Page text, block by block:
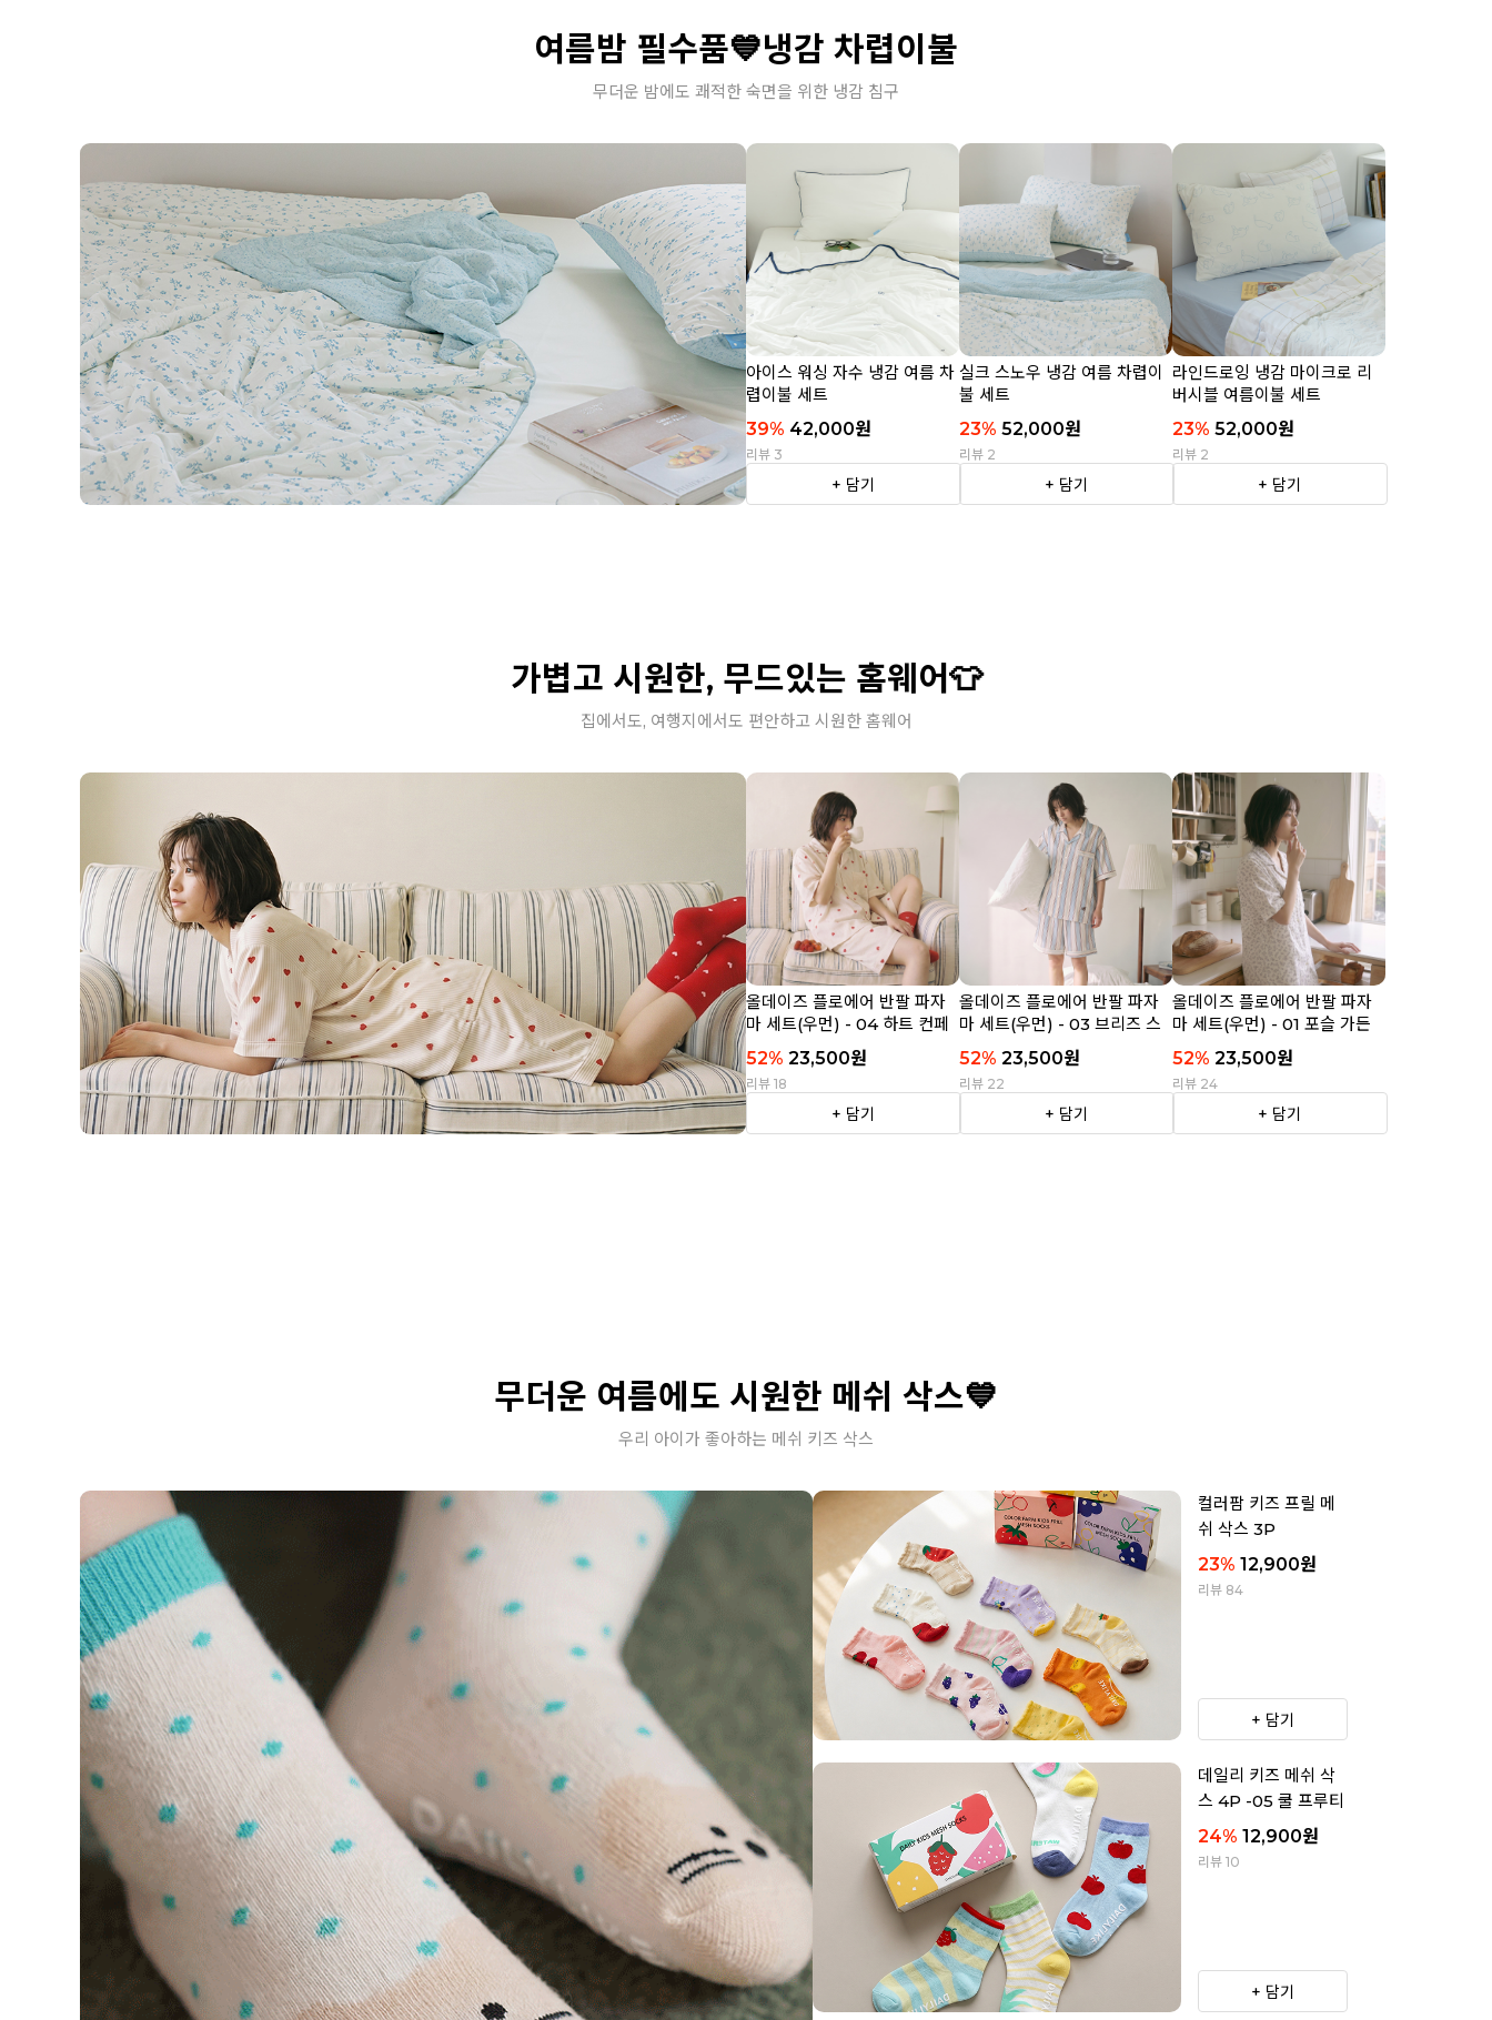
여름밤 필수품💙냉감 차렵이불
무더운 밤에도 쾌적한 숙면을 위한 냉감 침구
아이스 워싱 자수 냉감 여름 차
렵이불 세트
39% 42,000원
리뷰 3
+ 담기
실크 스노우 냉감 여름 차렵이
불 세트
23% 52,000원
리뷰 2
+ 담기
라인드로잉 냉감 마이크로 리
버시블 여름이불 세트
23% 52,000원
리뷰 2
+ 담기
가볍고 시원한, 무드있는 홈웨어👕
집에서도, 여행지에서도 편안하고 시원한 홈웨어
올데이즈 플로에어 반팔 파자
마 세트(우먼) - 04 하트 컨페
티
52% 23,500원
리뷰 18
+ 담기
올데이즈 플로에어 반팔 파자
마 세트(우먼) - 03 브리즈 스
트라이프
52% 23,500원
리뷰 22
+ 담기
올데이즈 플로에어 반팔 파자
마 세트(우먼) - 01 포슬 가든
52% 23,500원
리뷰 24
+ 담기
무더운 여름에도 시원한 메쉬 삭스💙
우리 아이가 좋아하는 메쉬 키즈 삭스
컬러팜 키즈 프릴 메
쉬 삭스 3P
23% 12,900원
리뷰 84
+ 담기
데일리 키즈 메쉬 삭
스 4P -05 쿨 프루티
24% 12,900원
리뷰 10
+ 담기